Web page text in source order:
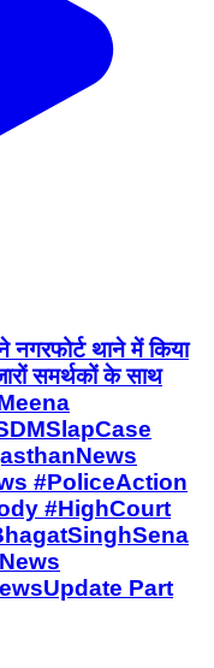
थाने में किया
समर्थकों के साथ
#PoliceAction
#HighCourt
Part